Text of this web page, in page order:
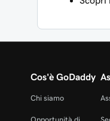
Cos'è GoDaddy
Chi siamo